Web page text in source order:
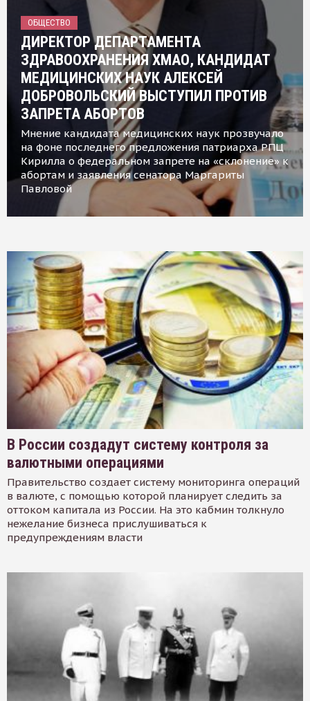
ОБЩЕСТВО
ДИРЕКТОР ДЕПАРТАМЕНТА
ЗДРАВООХРАНЕНИЯ ХМАО, КАНДИДАТ
МЕДИЦИНСКИХ НАУК АЛЕКСЕЙ
ДОБРОВОЛЬСКИЙ ВЫСТУПИЛ ПРОТИВ
ЗАПРЕТА АБОРТОВ
Мнение кандидата медицинских наук прозвучало
на фоне последнего предложения патриарха РПЦ
Кирилла о федеральном запрете на «склонение» к
абортам и заявления сенатора Маргариты
Павловой
В России создадут систему контроля за
валютными операциями
Правительство создает систему мониторинга операций
в валюте, с помощью которой планирует следить за
оттоком капитала из России. На это кабмин толкнуло
нежелание бизнеса прислушиваться к
предупреждениям власти